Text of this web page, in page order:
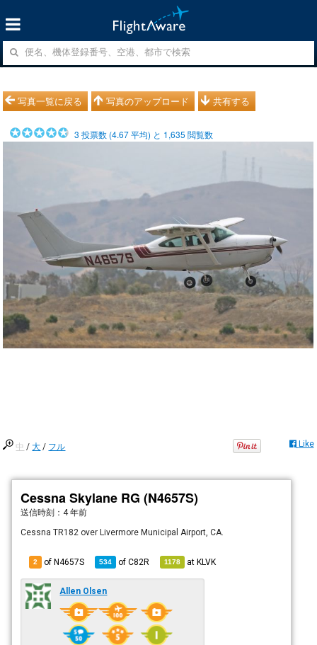
写真一覧に戻る 写真のアップロード 共有する
3 投票数 (4.67平均) と 1,635 閲覧数
中 /大 / フル Like
Cessna Skylane RG (N4657S)
送信時刻： 4 年前
Cessna TR182 over Livermore Municipal Airport, CA.
2 of N4657S 534 ofC82R 1178 atKLVK
Allen Olsen